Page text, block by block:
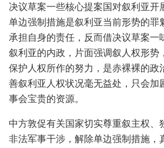
决议草案一些核心提案国对叙利亚开
单边强制措施是叙利亚当前形势的罪
承担自身的责任，反而借决议草案一
叙利亚的内政，片面强调叙人权形势
保护人权所作的努力，是赤裸裸的政
善叙利亚人权状况毫无益处，只会加
事会宝贵的资源。
中方敦促有关国家切实尊重叙主权、
非法军事干涉，解除单边强制措施，